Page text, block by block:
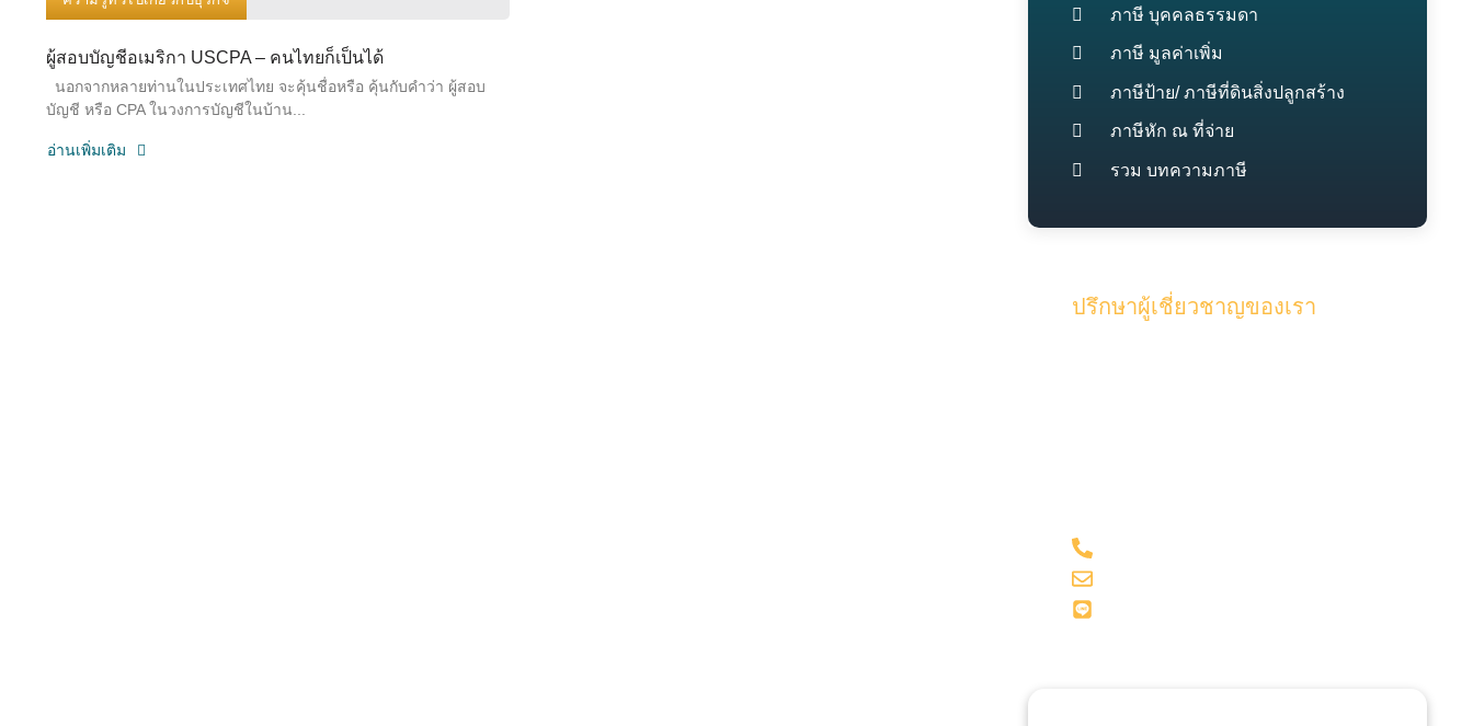
ผู้สอบบัญชีอเมริกา USCPA – คนไทยก็เป็นได้
นอกจากหลายท่านในประเทศไทย จะคุ้นชื่อหรือ คุ้นกับคำว่า ผู้สอบ
บัญชี หรือ CPA ในวงการบัญชีในบ้าน...
อ่านเพิ่มเติม
ภาษี บุคคลธรรมดา
ภาษี มูลค่าเพิ่ม
ภาษีป้าย/ ภาษีที่ดินสิ่งปลูกสร้าง
ภาษีหัก ณ ที่จ่าย
รวม บทความภาษี
ปรึกษาผู้เชี่ยวชาญของเรา